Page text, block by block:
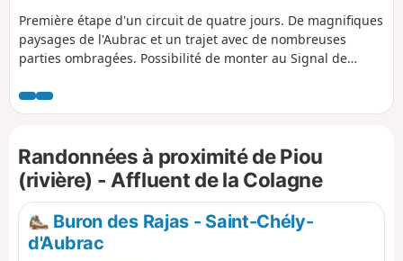
Première étape d'un circuit de quatre jours. De magnifiques
paysages de l'Aubrac et un trajet avec de nombreuses
parties ombragées. Possibilité de monter au Signal de
demander aux propriétaires). Cette randonnée emprunte
majoritairement le GRP® Tour des Monts d'Aubrac
Randonnées à proximité de Piou
(rivière) - Affluent de la Colagne
Buron des Rajas - Saint-Chély-
d'Aubrac